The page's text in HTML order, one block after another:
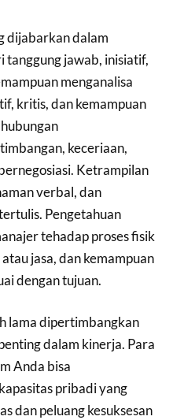
dijabarkan dalam
jawab, inisiatif,
menganalisa
kritis, dan kemampuan
keceriaan,
Ketrampilan
verbal, dan
Pengetahuan
tehadap proses fisik
jasa, dan kemampuan
dengan tujuan.
lama dipertimbangkan
dalam kinerja. Para
Anda bisa
pribadi yang
dan peluang kesuksesan